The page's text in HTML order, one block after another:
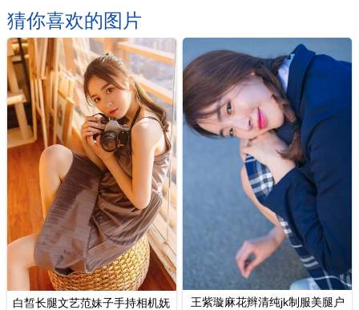
猜你喜欢的图片
白皙长腿文艺范妹子手持相机妩
王紫璇麻花辫清纯jk制服美腿户